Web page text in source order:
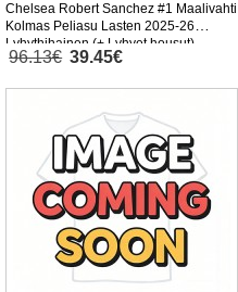
Chelsea Robert Sanchez #1 Maalivahti
Kolmas Peliasu Lasten 2025-26
Lyhythihainen (+ Lyhyet housut)
96.13€ 39.45€